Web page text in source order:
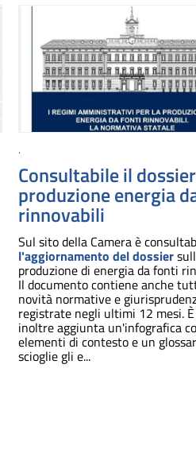
.
Consultabile il dossier
produzione energia
rinnovabili
Sul sito della Camera è
l'aggiornamento del dossier
produzione di energia da fonti
Il documento contiene anche
novità normative e
registrate negli ultimi 12 mesi.
inoltre aggiunta un'infografica
elementi di contesto e un
scioglie gli e...